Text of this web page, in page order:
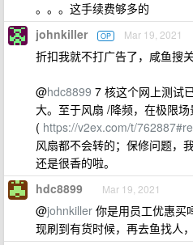
。。。这手续费够多的
johnkiller OP Mar 19, 2021
折扣我就不打广告了，咸鱼搜
@hdc8899 7 核这个网上测试
大。至于风扇 /降频，在极限
( https://v2ex.com/t/
风扇都不会转的；保修问题，
还是很香的啦。
hdc8899 Mar 19, 2021
@johnkiller 你是用员工优惠买
现刷到有货时候，再去鱼找人